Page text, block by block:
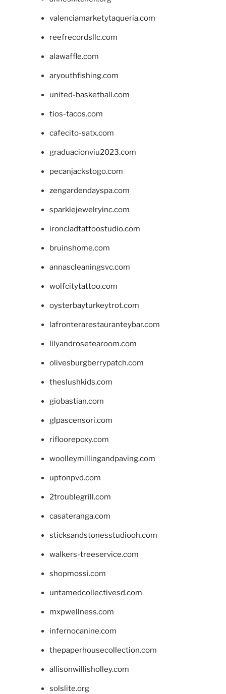
valenciamarketytaqueria.com
reefrecordsllc.com
alawaffle.com
aryouthfishing.com
united-basketball.com
tios-tacos.com
cafecito-satx.com
graduacionviu2023.com
pecanjackstogo.com
zengardendayspa.com
sparklejewelryinc.com
ironcladtattoostudio.com
bruinshome.com
annascleaningsvc.com
wolfcitytattoo.com
oysterbayturkeytrot.com
lafronterarestauranteybar.com
lilyandrosetearoom.com
olivesburgberrypatch.com
theslushkids.com
giobastian.com
glpascensori.com
rifloorepoxy.com
woolleymillingandpaving.com
uptonpvd.com
2troublegrill.com
casateranga.com
sticksandstonesstudiooh.com
walkers-treeservice.com
shopmossi.com
untamedcollectivesd.com
mxpwellness.com
infernocanine.com
thepaperhousecollection.com
allisonwillisholley.com
solslite.org